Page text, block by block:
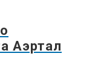
Аэртал